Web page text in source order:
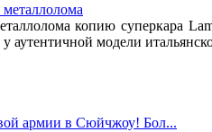
копию суперкара
аутентичной модели
армии в Сюйчжоу! Бол...